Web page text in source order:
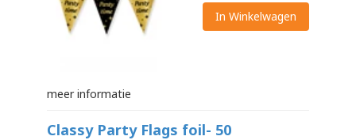
In Winkelwagen
meer informatie
Classy Party Flags foil- 50